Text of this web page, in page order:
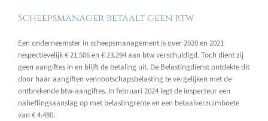
Scheepsmanager betaalt geen btw
Een onderneemster in scheepsmanagement is over 2020 en 2021
respectievelijk € 21.506 en € 23.294 aan btw verschuldigd. Toch dient zij
geen aangiftes in en blijft de betaling uit. De Belastingdienst ontdekte dit
door haar aangiften vennootschapsbelasting te vergelijken met de
ontbrekende btw-aangiftes. In februari 2024 legt de inspecteur een
naheffingsaanslag op met belastingrente en een betaalverzuimboete
van € 4.480.